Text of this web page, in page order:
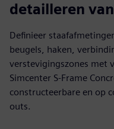
detailleren
Definieer
beugels, haken,
verstevigingszones met
Simcenter S-Frame
constructeerbare en op
outs.